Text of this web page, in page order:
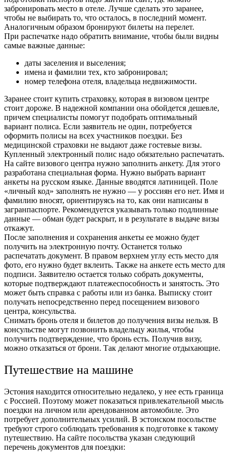
забронировать место в отеле. Лучше сделать это заранее,
чтобы не выбирать то, что осталось, в последний момент.
Аналогичным образом бронируют билеты на перелет.
При распечатке надо обратить внимание, чтобы были видны
самые важные данные:
даты заселения и выселения;
имена и фамилии тех, кто забронировал;
номер телефона отеля, владельца недвижимости.
Заранее стоит купить страховку, которая в визовом центре
стоит дороже. В надежной компании она обойдется дешевле,
причем специалисты помогут подобрать оптимальный
вариант полиса. Если заявитель не один, потребуется
оформить полисы на всех участников поездки. Без
медицинской страховки не выдают даже гостевые визы.
Купленный электронный полис надо обязательно распечатать.
На сайте визового центра нужно заполнить анкету. Для этого
разработана специальная форма. Нужно выбрать вариант
анкеты на русском языке. Данные вводятся латиницей. Поле
«личный код» заполнять не нужно — у россиян его нет. Имя и
фамилию вносят, ориентируясь на то, как они написаны в
загранпаспорте. Рекомендуется указывать только подлинные
данные — обман будет раскрыт, и в результате в выдаче визы
откажут.
После заполнения и сохранения анкеты ее можно будет
получить на электронную почту. Останется только
распечатать документ. В правом верхнем углу есть место для
фото, его нужно будет вклеить. Также на анкете есть место для
подписи. Заявителю остается только собрать документы,
которые подтверждают платежеспособность и занятость. Это
может быть справка с работы или из банка. Выписку стоит
получать непосредственно перед посещением визового
центра, консульства.
Снимать бронь отеля и билетов до получения визы нельзя. В
консульстве могут позвонить владельцу жилья, чтобы
получить подтверждение, что бронь есть. Получив визу,
можно отказаться от брони. Так делают многие отдыхающие.
Путешествие на машине
Эстония находится относительно недалеко, у нее есть граница
с Россией. Поэтому может показаться привлекательной мысль
поездки на личном или арендованном автомобиле. Это
потребует дополнительных усилий. В эстонском посольстве
требуют строго соблюдать требования к подготовке к такому
путешествию. На сайте посольства указан следующий
перечень документов для поездки: